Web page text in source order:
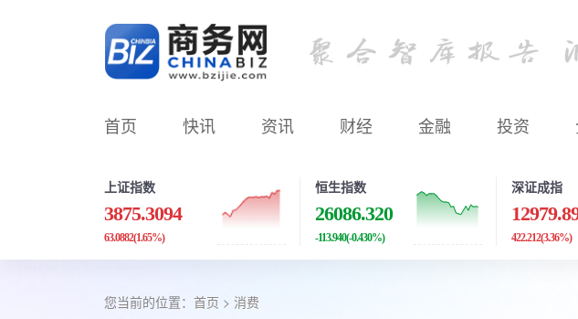
首页 快讯 资讯 财经 金融 投资
上证指数
3875.3094
63.0882(1.65%)
恒生指数
26086.320
-113.940(-0.430%)
深证成指
422.212(3.36%)
您当前的位置： 首页 > 消费